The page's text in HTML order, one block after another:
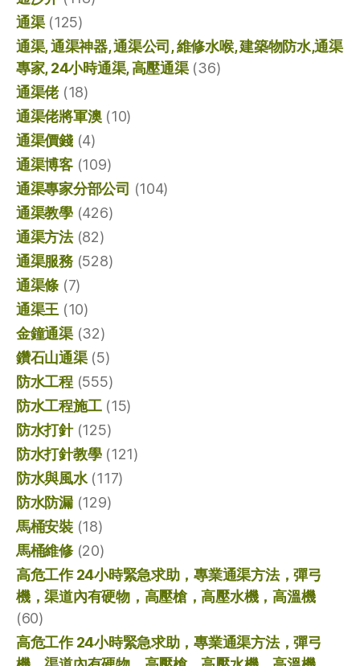
通渠(125)
通渠, 通渠神器, 通渠公司, 維修水喉, 建築物防水,通渠
專家, 24小時通渠, 高壓通渠(36)
通渠佬(18)
通渠佬將軍澳(10)
通渠價錢(4)
通渠博客(109)
通渠專家分部公司 (104)
通渠教學(426)
通渠方法(82)
通渠服務(528)
通渠條 (7)
通渠王 (10)
金鐘通渠(32)
鑽石山通渠(5)
防水工程(555)
防水工程施工(15)
防水打針(125)
防水打針教學(121)
防水與風水(117)
防水防漏(129)
馬桶安裝(18)
馬桶維修(20)
高危工作 24小時緊急求助，專業通渠方法，彈弓
機，渠道內有硬物，高壓槍，高壓水機，高溫機
(60)
高危工作 24小時緊急求助，專業通渠方法，彈弓